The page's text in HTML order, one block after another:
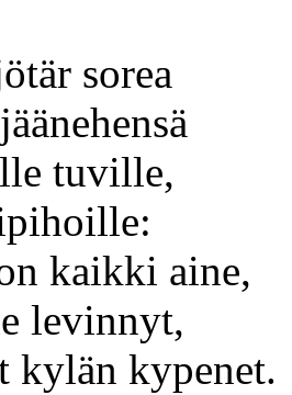
sorea
tuville,
kaikki aine,
levinnyt,
kylän kypenet.